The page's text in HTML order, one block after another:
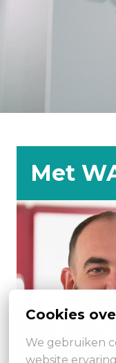
Cookies
We gebruiken
website
Met